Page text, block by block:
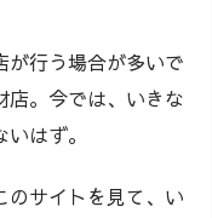
が行う場合が多いで
店。今では、いきな
はず。
のサイトを見て、い